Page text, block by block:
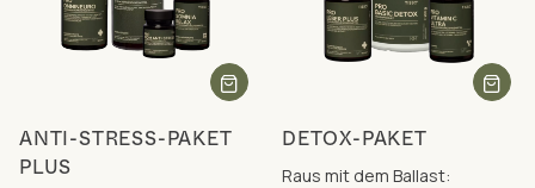
ANTI-STRESS-PAKET
PLUS
DETOX-PAKET
Raus mit dem Ballast: